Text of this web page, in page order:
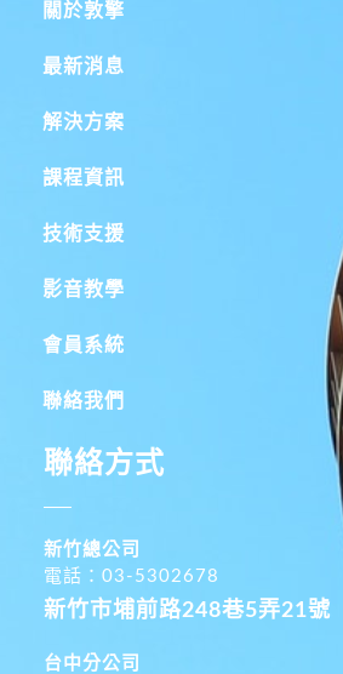
關於敦擎
最新消息
解決方案
課程資訊
技術支援
影音教學
會員系統
聯絡我們
聯絡方式
新竹總公司
電話：03-5302678
新竹市埔前路248巷5弄21號
台中分公司